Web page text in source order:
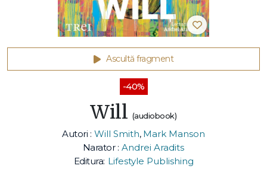
Ascultă fragment
-40%
Will (audiobook)
Autori : Will Smith, Mark Manson
Narator : Andrei Aradits
Editura: Lifestyle Publishing